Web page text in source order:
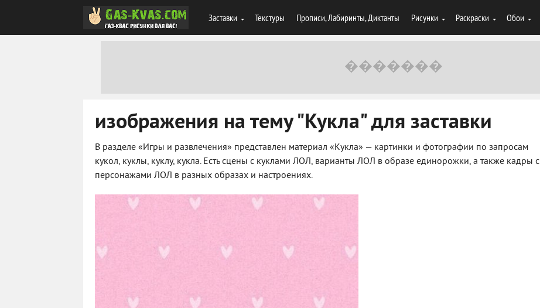
Заставки Текстуры Прописи, Лабиринты, Диктанты Рисунки Раскраски Обои
изображения на тему "Кукла" для заставки
В разделе «Игры и развлечения» представлен материал «Кукла» — картинки и фотографии по запросам
кукол, куклы, куклу, кукла. Есть сцены с куклами ЛОЛ, варианты ЛОЛ в образе единорожки, а также кадры с
персонажами ЛОЛ в разных образах и настроениях.